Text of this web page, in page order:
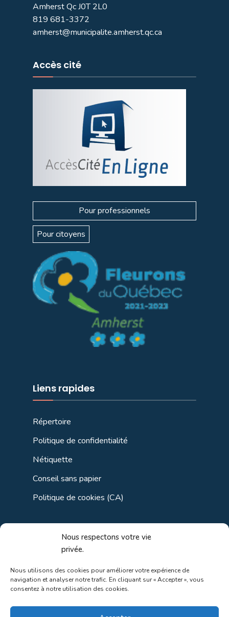
Nous respectons votre vie
privée.
Nous utilisons des cookies pour améliorer votre expérience de
navigation et analyser notre trafic. En cliquant sur « Accepter », vous
consentez à notre utilisation des cookies.
Amherst Qc J0T 2L0
819 681-3372
amherst@municipalite.amherst.qc.ca
Accès cité
Pour professionnels
Pour citoyens
Liens rapides
Répertoire
Politique de confidentialité
Nétiquette
Conseil sans papier
Politique de cookies (CA)
Liens utiles
Liens régionaux
Liens gouvernements
Liens touristiques